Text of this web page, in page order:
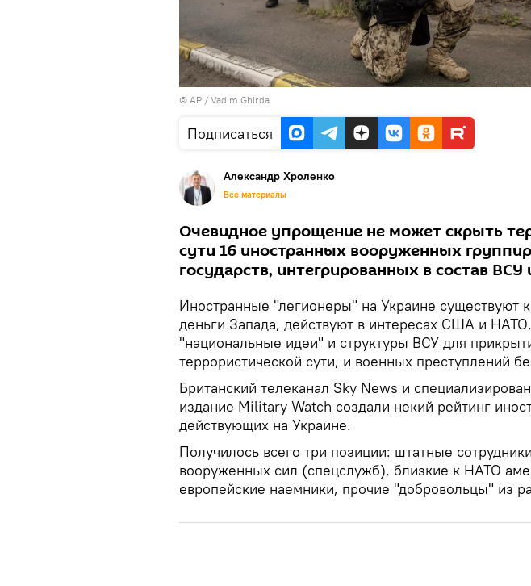
© AP / Vadim Ghirda
Подписаться
Александр Хроленко
Все материалы
Очевидное упрощение не может скрыть
сути 16 иностранных вооруженных
государств, интегрированных в состав ВСУ
Иностранные "легионеры" на Украине существуют
деньги Запада, действуют в интересах США и
"национальные идеи" и структуры ВСУ для
террористической сути, и военных преступлений
Британский телеканал Sky News и
издание Military Watch создали некий рейтинг
действующих на Украине.
Получилось всего три позиции: штатные
вооруженных сил (спецслужб), близкие к НАТО
европейские наемники, прочие "добровольцы" из